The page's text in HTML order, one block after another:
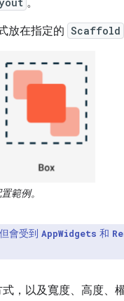
。
放在指定的 Scaffold
範例。
會受到 AppWidgets 和
，以及寬度、高度、